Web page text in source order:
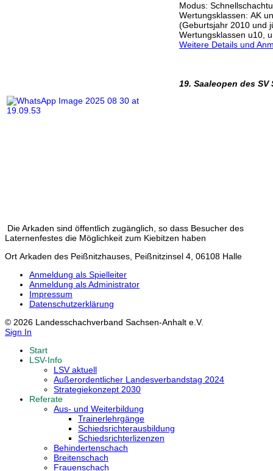
Modus:
Wertungsklassen: AK
(Geburtsjahr 2010 und
Wertungsklassen u10,
Weitere Details und
19. Saaleopen des
Die Arkaden sind öffentlich zugänglich, so dass Besucher des
Laternenfestes die Möglichkeit zum Kiebitzen haben
Ort Arkaden des Peißnitzhauses, Peißnitzinsel 4, 06108 Halle
Anmeldung als Spielleiter
Anmeldung als Administrator
Impressum
Datenschutzerklärung
© 2026 Landesschachverband Sachsen-Anhalt e.V.
Sign In
Start
LSV-Info
LSV aktuell
Außerordentlicher Landesverbandstag 2024
Strategiekonzept 2030
Referate
Aus- und Weiterbildung
Trainerlehrgänge
Schiedsrichterausbildung
Schiedsrichterlizenzen
Behindertenschach
Breitenschach
Frauenschach